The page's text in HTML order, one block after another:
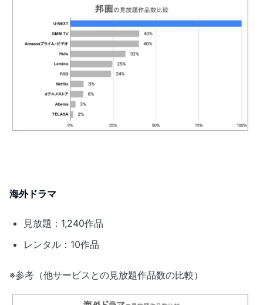
海外ドラマ
見放題：1,240作品
レンタル：10作品
※参考（他サービスとの見放題作品数の比較）